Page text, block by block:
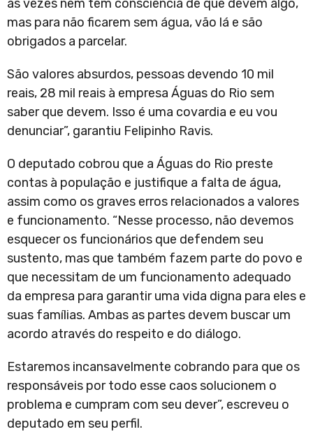
às vezes nem têm consciência de que devem algo,
mas para não ficarem sem água, vão lá e são
obrigados a parcelar.
São valores absurdos, pessoas devendo 10 mil
reais, 28 mil reais à empresa Águas do Rio sem
saber que devem. Isso é uma covardia e eu vou
denunciar”, garantiu Felipinho Ravis.
O deputado cobrou que a Águas do Rio preste
contas à população e justifique a falta de água,
assim como os graves erros relacionados a valores
e funcionamento. “Nesse processo, não devemos
esquecer os funcionários que defendem seu
sustento, mas que também fazem parte do povo e
que necessitam de um funcionamento adequado
da empresa para garantir uma vida digna para eles e
suas famílias. Ambas as partes devem buscar um
acordo através do respeito e do diálogo.
Estaremos incansavelmente cobrando para que os
responsáveis por todo esse caos solucionem o
problema e cumpram com seu dever”, escreveu o
deputado em seu perfil.